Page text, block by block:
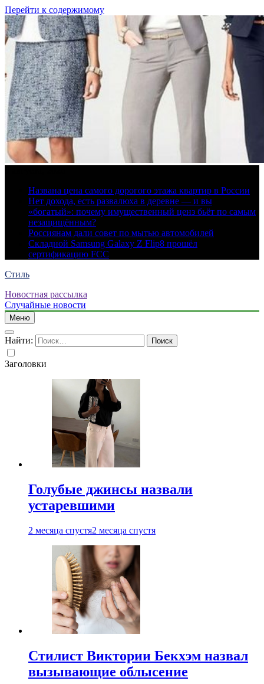
Перейти к содержимому
Названа цена самого дорогого этажа квартир в России
Нет дохода, есть развалюха в деревне — и вы
«богатый»: почему имущественный ценз бьёт по самым
незащищённым?
Россиянам дали совет по мытью автомобилей
Складной Samsung Galaxy Z Flip8 прошёл
сертификацию FCC
Стиль
Новостная рассылка
Случайные новости
Меню
Найти:
Заголовки
Голубые джинсы назвали
устаревшими
2 месяца спустя2 месяца спустя
Стилист Виктории Бекхэм назвал
вызывающие облысение